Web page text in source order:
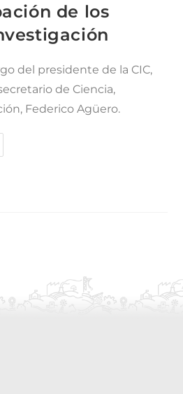
de los
del presidente de la CIC,
de Ciencia,
Federico Agüero.